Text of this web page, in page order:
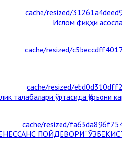
талабалари ўртасида Қуръони